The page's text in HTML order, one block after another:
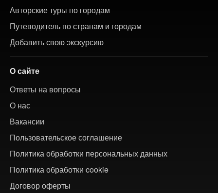
Авторские туры по городам
Путеводитель по странам и городам
Добавить свою экскурсию
О сайте
Ответы на вопросы
О нас
Вакансии
Пользовательское соглашение
Политика обработки персональных данных
Политика обработки cookie
Договор оферты